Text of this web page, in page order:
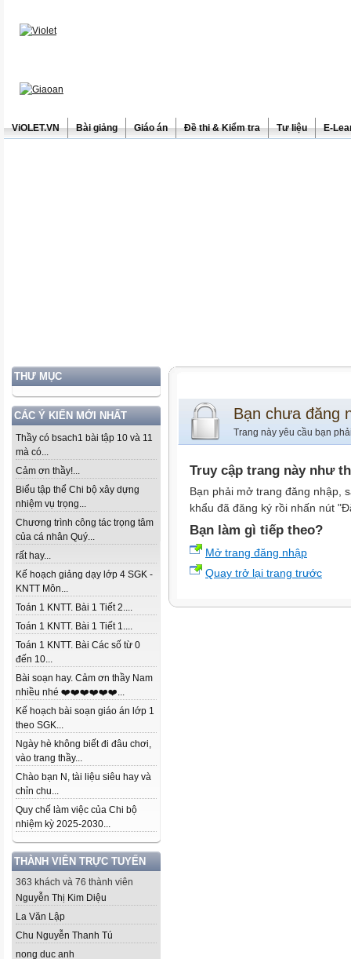
ViOLET.VN Bài giảng Giáo án Đề thi & Kiểm tra Tư liệu E-
THƯ MỤC
CÁC Ý KIẾN MỚI NHẤT
Thầy có bsach1 bài tập 10 và 11
mà có...
Cảm ơn thầy!...
Biểu tập thể Chi bộ xây dựng
nhiệm vụ trọng...
Chương trình công tác trọng tâm
của cá nhân Quý...
rất hay...
Kế hoạch giảng dạy lớp 4 SGK -
KNTT Môn...
Toán 1 KNTT. Bài 1 Tiết 2....
Toán 1 KNTT. Bài 1 Tiết 1....
Toán 1 KNTT. Bài Các số từ 0
đến 10...
Bài soạn hay. Cảm ơn thầy Nam
nhiều nhé ❤️❤️❤️❤️❤️❤️...
Kế hoạch bài soạn giáo án lớp 1
theo SGK...
Ngày hè không biết đi đâu chơi,
vào trang thầy...
Chào bạn N, tài liệu siêu hay và
chỉn chu...
Quy chế làm việc của Chi bộ
nhiệm kỳ 2025-2030...
THÀNH VIÊN TRỰC TUYẾN
363 khách và 76 thành viên
Nguyễn Thị Kim Diệu
La Văn Lập
Chu Nguyễn Thanh Tú
nong duc anh
Bạn chưa đăng
Trang này yêu cầu bạn
Truy cập trang này như
Bạn phải mở trang đăng nhập,
khẩu đã đăng ký rồi nhấn nút
Bạn làm gì tiếp theo?
Mở trang đăng nhập
Quay trở lại trang trước